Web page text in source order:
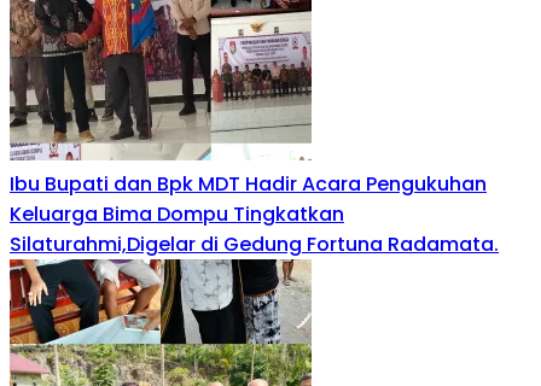
Ibu Bupati dan Bpk MDT Hadir Acara Pengukuhan
Keluarga Bima Dompu Tingkatkan
Silaturahmi,Digelar di Gedung Fortuna Radamata.